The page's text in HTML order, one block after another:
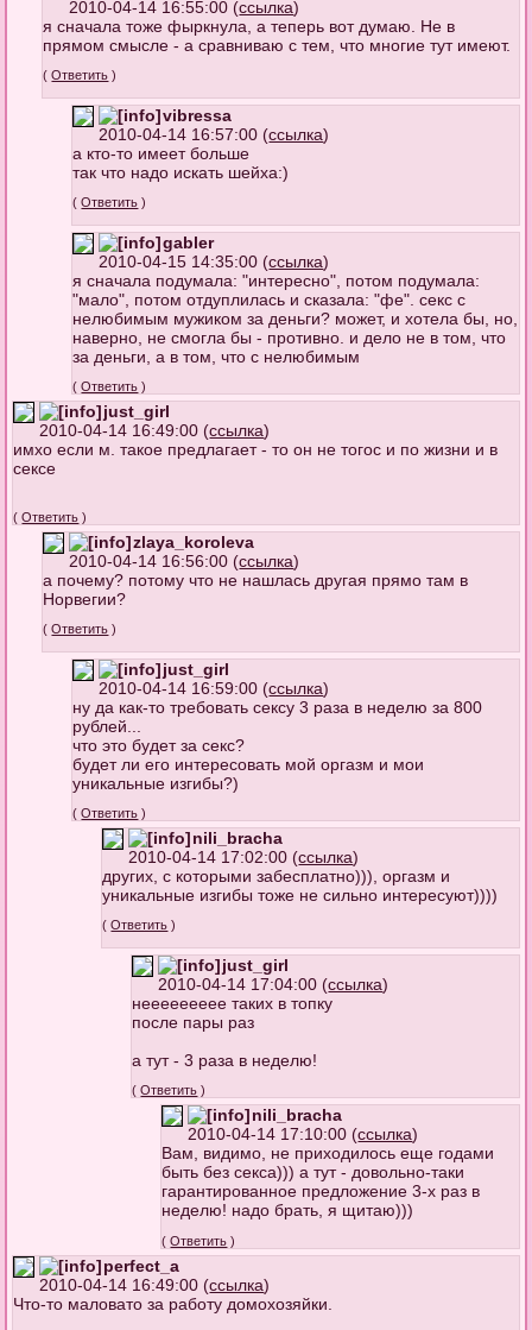
2010-04-14 16:55:00 (ссылка)
я сначала тоже фыркнула, а теперь вот думаю. Не в
прямом смысле - а сравниваю с тем, что многие тут имеют.
(Ответить )
vibressa
2010-04-14 16:57:00 (ссылка)
а кто-то имеет больше
так что надо искать шейха:)
(Ответить )
gabler
2010-04-15 14:35:00 (ссылка)
я сначала подумала: "интересно", потом подумала:
"мало", потом отдуплилась и сказала: "фе". секс с
нелюбимым мужиком за деньги? может, и хотела бы, но,
наверно, не смогла бы - противно. и дело не в том, что
за деньги, а в том, что с нелюбимым
(Ответить )
just_girl
2010-04-14 16:49:00 (ссылка)
имхо если м. такое предлагает - то он не тогос и по жизни и в
сексе
(Ответить )
zlaya_koroleva
2010-04-14 16:56:00 (ссылка)
а почему? потому что не нашлась другая прямо там в
Норвегии?
(Ответить )
just_girl
2010-04-14 16:59:00 (ссылка)
ну да как-то требовать сексу 3 раза в неделю за 800
рублей...
что это будет за секс?
будет ли его интересовать мой оргазм и мои
уникальные изгибы?)
(Ответить )
nili_bracha
2010-04-14 17:02:00 (ссылка)
других, с которыми забесплатно))), оргазм и
уникальные изгибы тоже не сильно интересуют))))
(Ответить )
just_girl
2010-04-14 17:04:00 (ссылка)
неееееееее таких в топку
после пары раз
а тут - 3 раза в неделю!
(Ответить )
nili_bracha
2010-04-14 17:10:00 (ссылка)
Вам, видимо, не приходилось еще годами
быть без секса))) а тут - довольно-таки
гарантированное предложение 3-х раз в
неделю! надо брать, я щитаю)))
(Ответить )
perfect_a
2010-04-14 16:49:00 (ссылка)
Что-то маловато за работу домохозяйки.